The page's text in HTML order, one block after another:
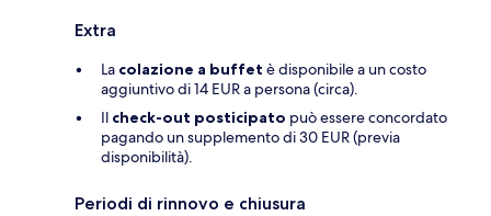
Extra
La colazione a buffet è disponibile a un costo
aggiuntivo di 14 EUR a persona (circa).
Il check-out posticipato può essere concordato
pagando un supplemento di 30 EUR (previa
disponibilità).
Periodi di rinnovo e chiusura